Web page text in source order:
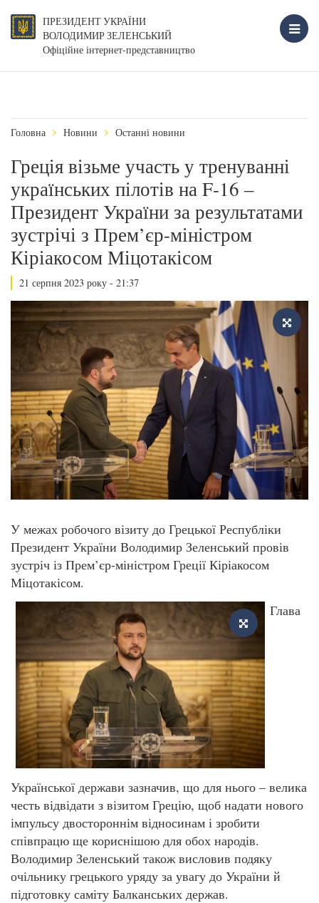
ПРЕЗИДЕНТ УКРАЇНИ
ВОЛОДИМИР ЗЕЛЕНСЬКИЙ
Офіційне інтернет-представництво
Головна Новини Останні новини
Греція візьме участь у тренуванні
українських пілотів на F-16 –
Президент України за результатами
зустрічі з Прем’єр-міністром
Кіріакосом Міцотакісом
21 серпня 2023 року - 21:37
У межах робочого візиту до Грецької Республіки
Президент України Володимир Зеленський провів
зустріч із Прем’єр-міністром Греції Кіріакосом
Міцотакісом.
Глава
Української держави зазначив, що для нього – велика
честь відвідати з візитом Грецію, щоб надати нового
імпульсу двостороннім відносинам і зробити
співпрацю ще кориснішою для обох народів.
Володимир Зеленський також висловив подяку
очільнику грецького уряду за увагу до України й
підготовку саміту Балканських держав.